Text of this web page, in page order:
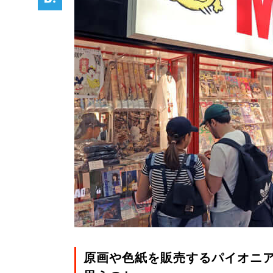
原画や色紙を販売するパイオニ